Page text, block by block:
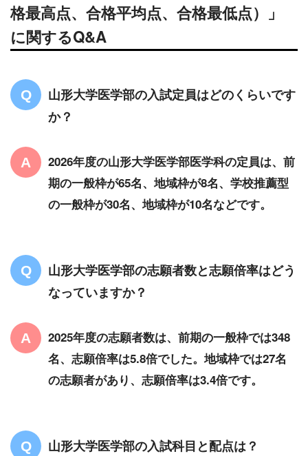
格最高点、合格平均点、合格最低点）」
に関するQ&A
山形大学医学部の入試定員はどのくらいです
か？
2026年度の山形大学医学部医学科の定員は、前
期の一般枠が65名、地域枠が8名、学校推薦型
の一般枠が30名、地域枠が10名などです。
山形大学医学部の志願者数と志願倍率はどう
なっていますか？
2025年度の志願者数は、前期の一般枠では348
名、志願倍率は5.8倍でした。地域枠では27名
の志願者があり、志願倍率は3.4倍です。
山形大学医学部の入試科目と配点は？